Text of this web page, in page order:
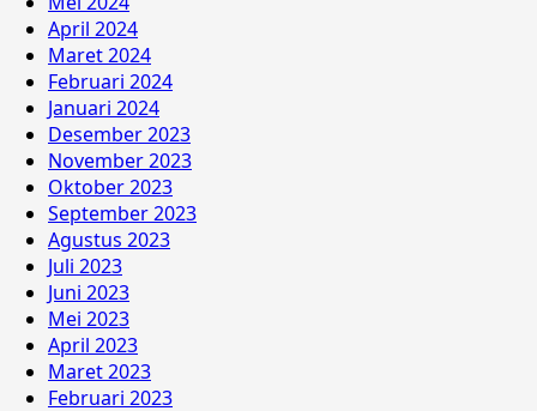
April 2024
Maret 2024
Februari 2024
Januari 2024
Desember 2023
November 2023
Oktober 2023
September 2023
Agustus 2023
Juli 2023
Juni 2023
Mei 2023
April 2023
Maret 2023
Februari 2023